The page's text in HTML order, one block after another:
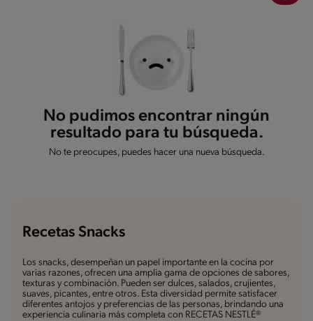
No pudimos encontrar ningún
resultado para tu búsqueda.
No te preocupes, puedes hacer una nueva búsqueda.
Recetas Snacks
Los snacks, desempeñan un papel importante en la cocina por
varias razones, ofrecen una amplia gama de opciones de sabores,
texturas y combinación. Pueden ser dulces, salados, crujientes,
suaves, picantes, entre otros. Esta diversidad permite satisfacer
diferentes antojos y preferencias de las personas, brindando una
experiencia culinaria más completa con RECETAS NESTLÉ®